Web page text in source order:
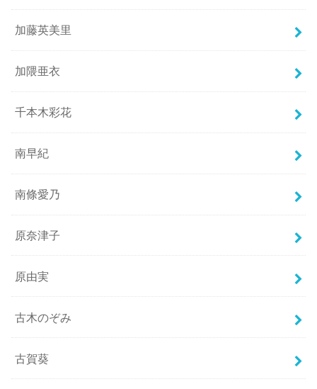
加藤英美里
加隈亜衣
千本木彩花
南早紀
南條愛乃
原奈津子
原由実
古木のぞみ
古賀葵